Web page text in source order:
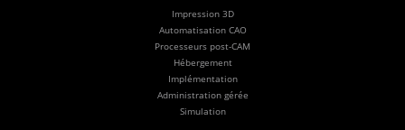
Impression 3D
Automatisation CAO
Processeurs post-CAM
Hébergement
Implémentation
Administration gérée
Simulation